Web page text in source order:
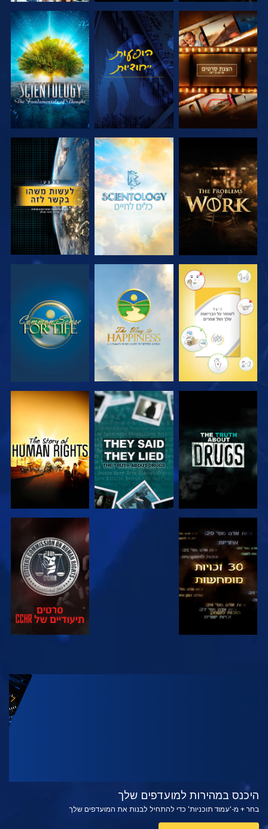
בדוק את הסדרה צפה בדוק את הסדרה
בדוק את הסדרה בדוק את הסדרה צפה
צפה צפה צפה
צפה צפה
צפה צפה
בדוק את הסדרה
היכנס במהירות למועדפים שלך
בחר + מ-'עמוד תוכניות' כדי להתחיל לבנות את המועדפים שלך